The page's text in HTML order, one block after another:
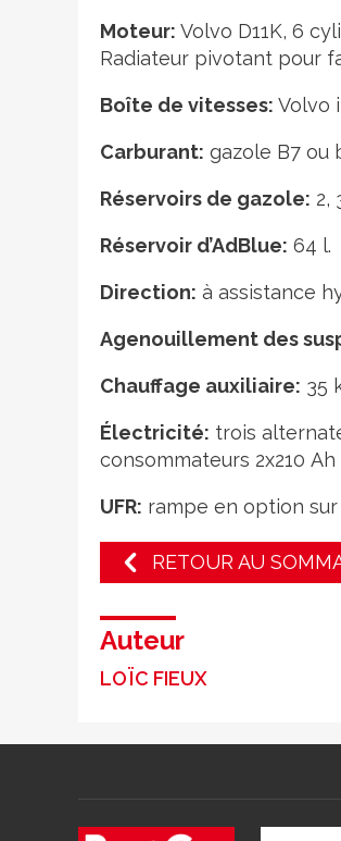
Moteur: Volvo D11K, 6
Radiateur pivotant pour
Boîte de vitesses: Volvo
Carburant: gazole B7 ou
Réservoirs de gazole: 2,
Réservoir d’AdBlue: 64 l.
Direction: à assistance
Agenouillement des
Chauffage auxiliaire: 35
Électricité: trois
consommateurs 2x210 Ah
UFR: rampe en option
RETOUR AU
Auteur
LOÏC FIEUX